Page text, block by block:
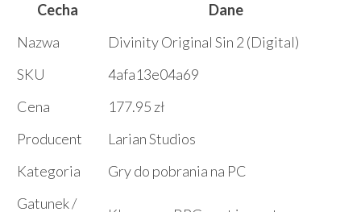
Cecha
Dane
Nazwa
Divinity Original Sin 2 (Digital)
SKU
4afa13e04a69
Cena
177.95 zł
Producent
Larian Studios
Kategoria
Gry do pobrania na PC
Gatunek /